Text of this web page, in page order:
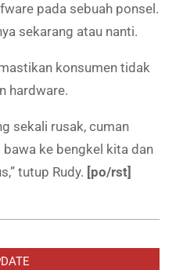
pada sebuah ponsel.
sekarang atau nanti.
konsumen tidak
hardware.
sekali rusak, cuman
ke bengkel kita dan
tutup Rudy. [po/rst]